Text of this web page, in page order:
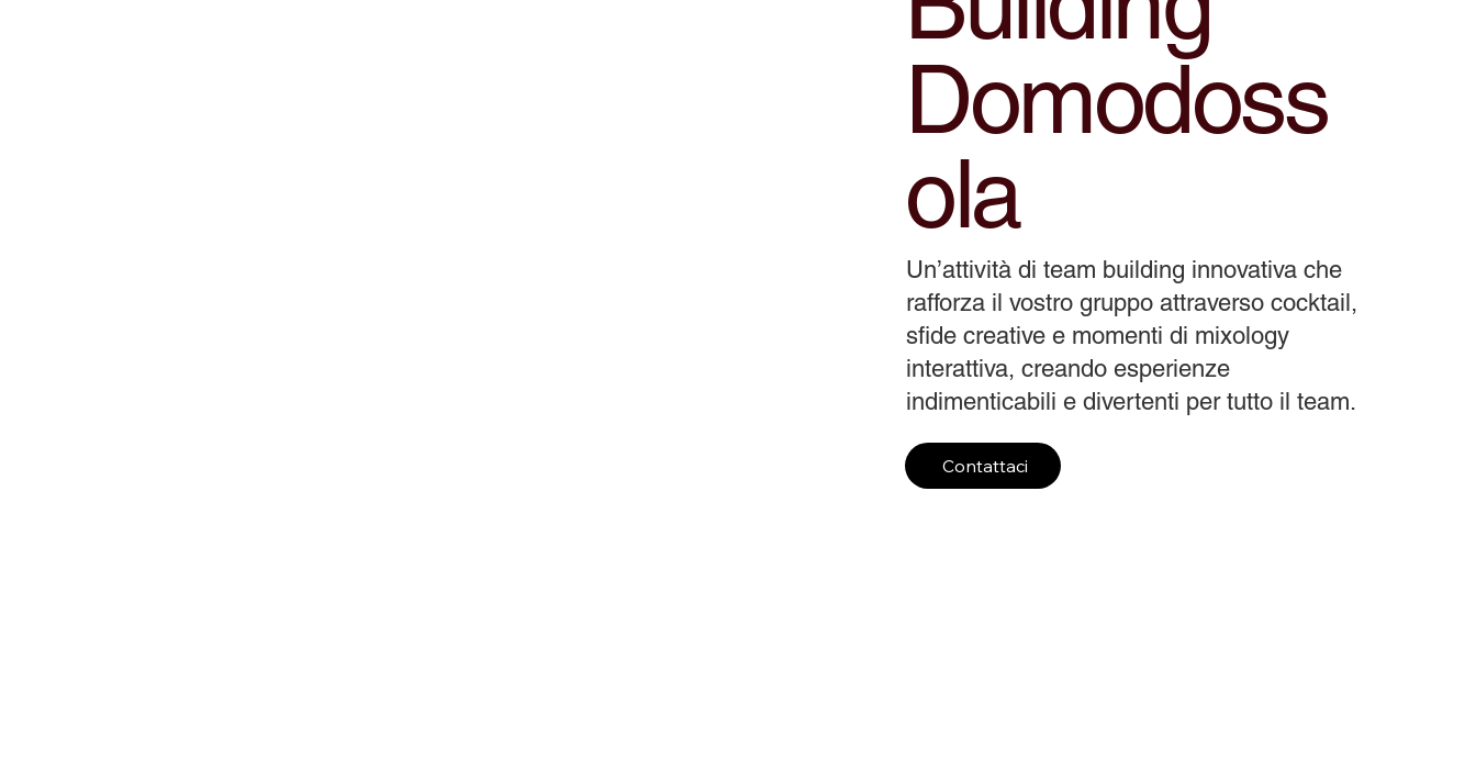
Domodoss
ola
Un’attività di team building innovativa che
rafforza il vostro gruppo attraverso cocktail,
sfide creative e momenti di mixology
interattiva, creando esperienze
indimenticabili e divertenti per tutto il team.
Contattaci